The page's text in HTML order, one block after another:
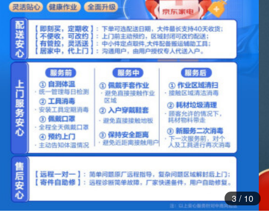
3/ 10